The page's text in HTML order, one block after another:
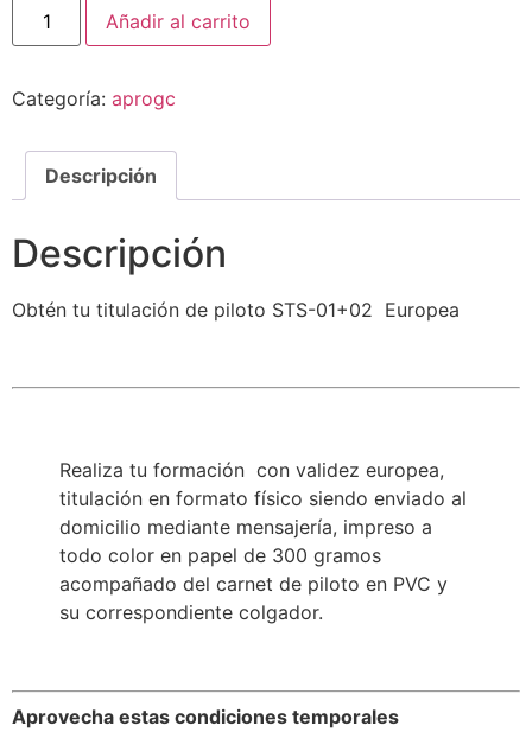
Añadir al carrito
Categoría: aprogc
Descripción
Descripción
Obtén tu titulación de piloto STS-01+02 Europea
Realiza tu formación con validez europea,
titulación en formato físico siendo enviado al
domicilio mediante mensajería, impreso a
todo color en papel de 300 gramos
acompañado del carnet de piloto en PVC y
su correspondiente colgador.
Aprovecha estas condiciones temporales